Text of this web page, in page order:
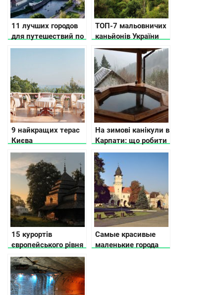
11 лучших городов
для путешествий по
Украине по версии
ТОП-7 мальовничих
каньйонів України
9 найкращих терас
Києва
На зимові канікули в
Карпати: що робити
15 курортів
європейського рівня
в Україні
Самые красивые
маленькие города